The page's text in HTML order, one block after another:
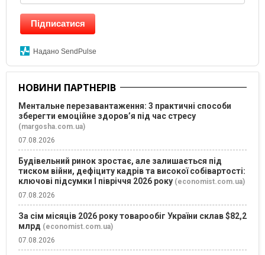
Підписатися
Надано SendPulse
НОВИНИ ПАРТНЕРІВ
Ментальне перезавантаження: 3 практичні способи
зберегти емоційне здоров’я під час стресу
(margosha.com.ua)
07.08.2026
Будівельний ринок зростає, але залишається під
тиском війни, дефіциту кадрів та високої собівартості:
ключові підсумки І півріччя 2026 року (economist.com.ua)
07.08.2026
За сім місяців 2026 року товарообіг України склав $82,2
млрд (economist.com.ua)
07.08.2026